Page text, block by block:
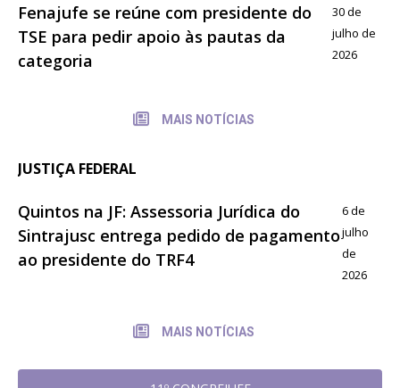
Fenajufe se reúne com presidente do
TSE para pedir apoio às pautas da
categoria
30 de
julho de
2026
MAIS NOTÍCIAS
JUSTIÇA FEDERAL
Quintos na JF: Assessoria Jurídica do
Sintrajusc entrega pedido de pagamento
ao presidente do TRF4
6 de
julho
de
2026
MAIS NOTÍCIAS